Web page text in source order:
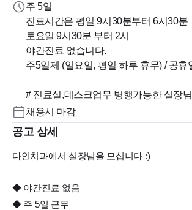
주 5일
진료시간은 평일 9시30분부터 6시30분
토요일 9시30분 부터 2시
야간진료 없습니다.
주5일제 (일요일, 평일 하루 휴무) / 공휴일휴무
# 진료실,데스크업무 병행가능한 실장님
채용시 마감
공고 상세
다인치과에서 실장님을 모십니다 :)
◆ 야간진료 없음
◆ 주 5일 근무